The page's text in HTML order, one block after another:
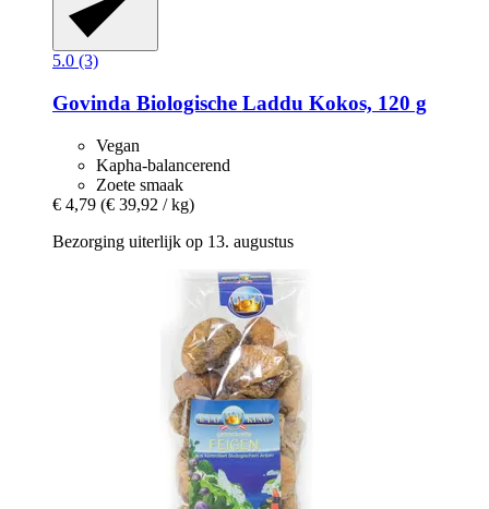
5.0 (3)
Govinda Biologische Laddu Kokos, 120 g
Vegan
Kapha-balancerend
Zoete smaak
€ 4,79 (€ 39,92 / kg)
Bezorging uiterlijk op 13. augustus